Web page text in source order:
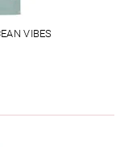
VIBES